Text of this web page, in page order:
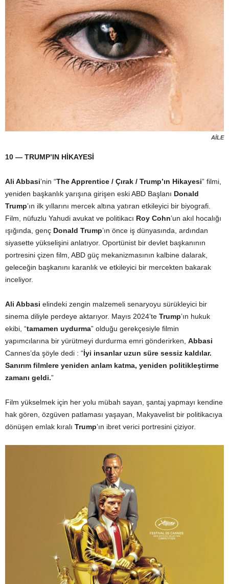
AİLE
10 — TRUMP’IN HİKAYESİ
Ali Abbasi’nin “The Apprentice / Çırak / Trump’ın Hikayesi” filmi,
yeniden başkanlık yarışına girişen eski ABD Başlanı Donald
Trump’ın ilk yıllarını mercek altına yatıran etkileyici bir biyografi.
Film, nüfuzlu Yahudi avukat ve politikacı Roy Cohn’un akıl hocalığı
ışığında, genç Donald Trump’ın önce iş dünyasında, ardından
siyasette yükselişini anlatıyor. Oportünist bir devlet başkanının
portresini çizen film, ABD güç mekanizmasının kalbine dalarak,
geleceğin başkanını karanlık ve etkileyici bir mercekten bakarak
inceliyor.
Ali Abbasi elindeki zengin malzemeli senaryoyu sürükleyici bir
sinema diliyle perdeye aktarıyor. Mayıs 2024’te Trump’ın hukuk
ekibi, “tamamen uydurma” olduğu gerekçesiyle filmin
yapımcılarına bir yürütmeyi durdurma emri gönderirken, Abbasi
Cannes’da şöyle dedi : “İyi insanlar uzun süre sessiz kaldılar.
Sanırım filmlere yeniden anlam katma, yeniden politikleştirme
zamanı geldi.”
Film yükselmek için her yolu mübah sayan, şantaj yapmayı kendine
hak gören, özgüven patlaması yaşayan, Makyavelist bir politikacıya
dönüşen emlak kıralı Trump’ın ibret verici portresini çiziyor.